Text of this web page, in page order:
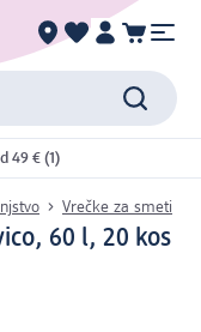
49 € (1)
Vrečke za smeti
60 l, 20 kos